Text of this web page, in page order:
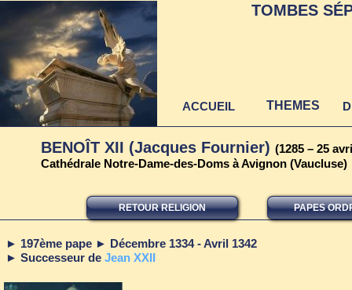
PAPES
RETOUR RELIGION
► 197ème pape ► Décembre 1334 - Avril 1342
► Successeur de Jean XXII
BENOÎT XII (Jacques Fournier) (1285 – 25
Cathédrale Notre-Dame-des-Doms à Avignon (Vaucluse)
TOMBES
ACCUEIL THEMES